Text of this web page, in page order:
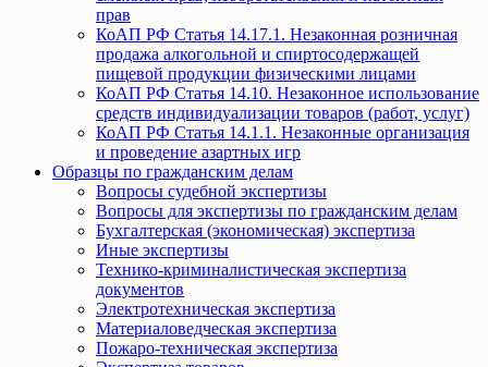
прав
КоАП РФ Статья 14.17.1. Незаконная розничная
продажа алкогольной и спиртосодержащей
пищевой продукции физическими лицами
КоАП РФ Статья 14.10. Незаконное использование
средств индивидуализации товаров (работ, услуг)
КоАП РФ Статья 14.1.1. Незаконные организация
и проведение азартных игр
Образцы по гражданским делам
Вопросы судебной экспертизы
Вопросы для экспертизы по гражданским делам
Бухгалтерская (экономическая) экспертиза
Иные экспертизы
Технико-криминалистическая экспертиза
документов
Электротехническая экспертиза
Материаловедческая экспертиза
Пожаро-техническая экспертиза